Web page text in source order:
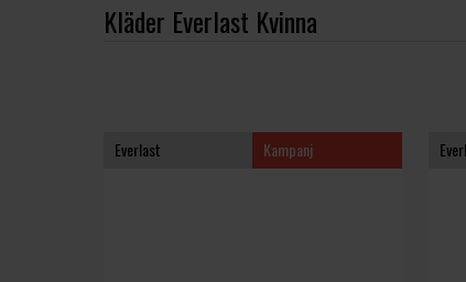
Kläder Everlast Kvinna
Everlast Kampanj